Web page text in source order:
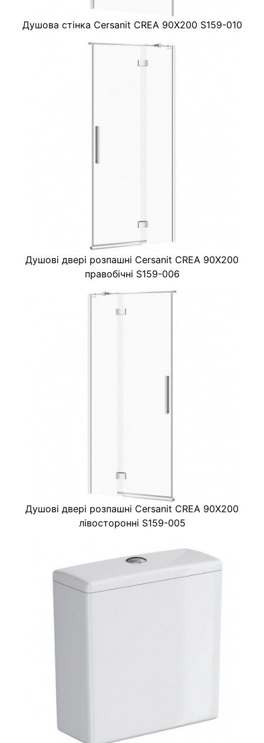
Душова стінка Cersanit CREA 90X200 S159-010
Душові двері розпашні Cersanit CREA 90X200
правобічні S159-006
Душові двері розпашні Cersanit CREA 90X200
лівосторонні S159-005